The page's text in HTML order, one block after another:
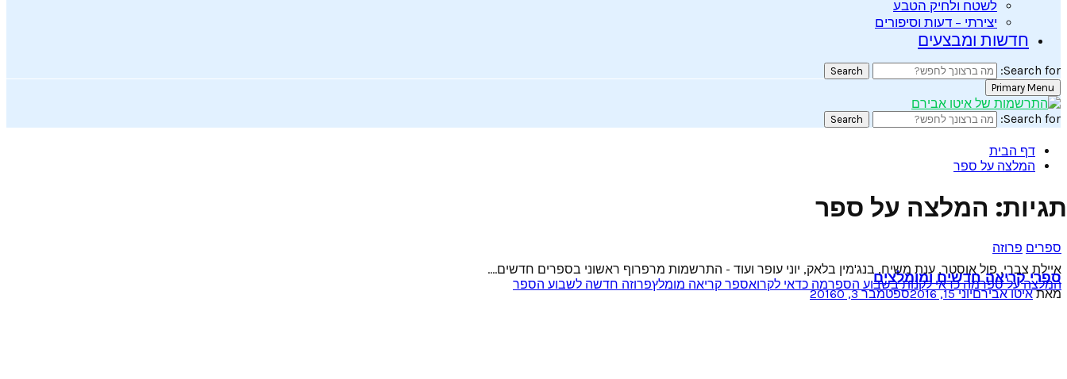
לשטח ולחיק הטבע
יצירתי – דעות וסיפורים
חדשות ומבצעים
Search for:
Search
Primary Menu
Search for:
Search
דף הבית
המלצה על ספר
תגיות: המלצה על ספר
ספרים פרוזה
ספרי קריאה חדשים ומומלצים
מאתאיטו אבירםיוני 15, 2016 ספטמבר 3, 2016 0
איילת צברי, פול אוסטר, ענת משיח, בנג'מין בלאק, יוני עופר ועוד - התרשמות מרפרוף ראשוני בספרים חדשים....
המלצה על ספרמה כדאי לקנות בשבוע הספרמה כדאי לקרואספר קריאה מומלץפרוזה חדשה לשבוע הספר